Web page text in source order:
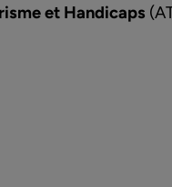
et Handicaps